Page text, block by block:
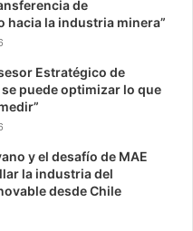
de
hacia la industria minera”
Estratégico de
se puede optimizar lo que
y el desafío de MAE
la industria del
desde Chile